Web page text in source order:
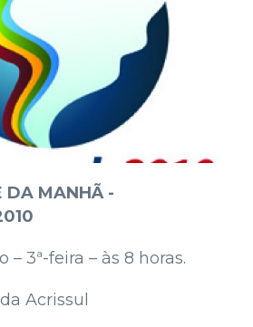
DA MANHÃ -
– 3ª-feira – às 8 horas.
Acrissul